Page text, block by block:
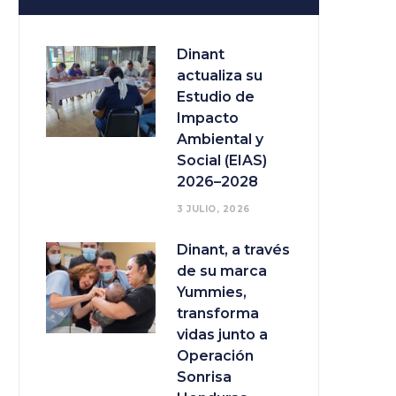
Dinant
actualiza su
Estudio de
Impacto
Ambiental y
Social (EIAS)
2026–2028
3 JULIO, 2026
Dinant, a través
de su marca
Yummies,
transforma
vidas junto a
Operación
Sonrisa